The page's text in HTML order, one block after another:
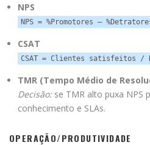
NPS
NPS = %Promotores –
CSAT
CSAT = Clientes satisfeitos /
TMR (Tempo Médio de
Decisão: se TMR alto puxa NPS
conhecimento e SLAs.
OPERAÇÃO/PRODUTIVIDADE